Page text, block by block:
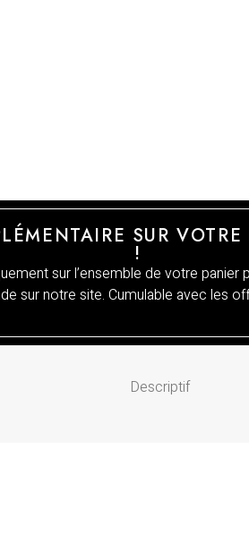
SUR
!
sur l’ensemble de votre panier
sur notre site. Cumulable avec les
Descriptif